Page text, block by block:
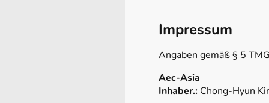
Impressum
Angaben gemäß § 5
Aec-Asia
Inhaber.: Chong-Hyun